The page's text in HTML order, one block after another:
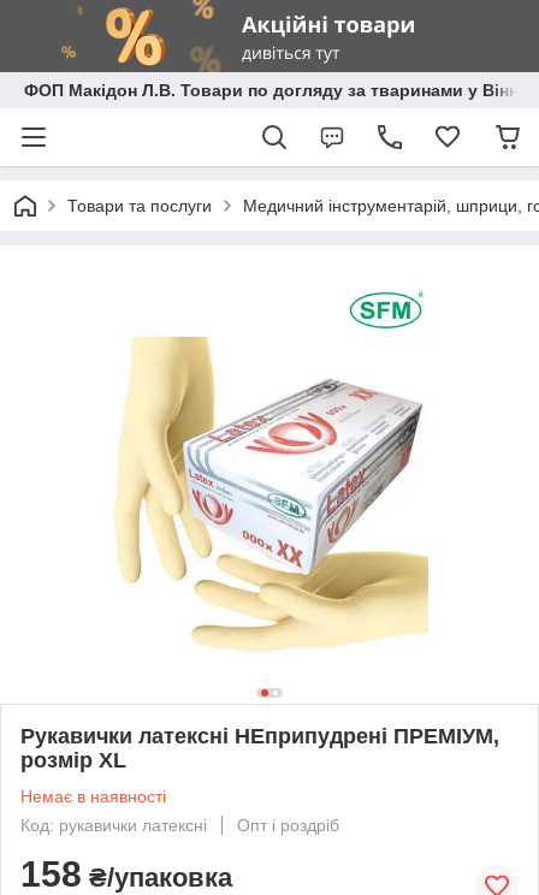
ФОП Макідон Л.В. Товари по догляду за тваринами у
Товари та послуги Медичний інструментарій, шприци,
Рукавички латексні НЕприпудрені ПРЕМІУМ,
розмір XL
Немає в наявності
Код: рукавички латексні
Опт і роздріб
158 ₴/упаковка